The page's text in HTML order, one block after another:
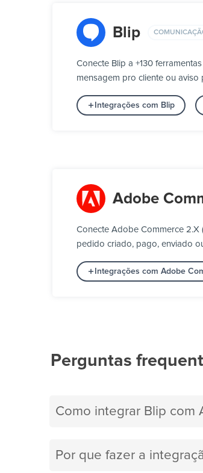
Blip
Conecte Blip a +130
mensagem pro cliente ou
Integrações com Blip
Adobe
Conecte Adobe Commerce 2.X
pedido criado, pago, enviado
Integrações com Adobe
Perguntas
Como integrar Blip com
Por que fazer a